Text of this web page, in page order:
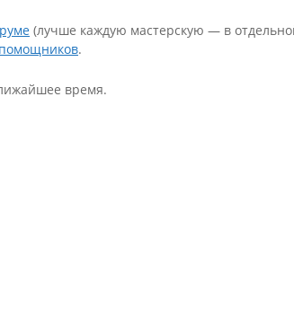
(лучше каждую мастерскую — в
.
время.